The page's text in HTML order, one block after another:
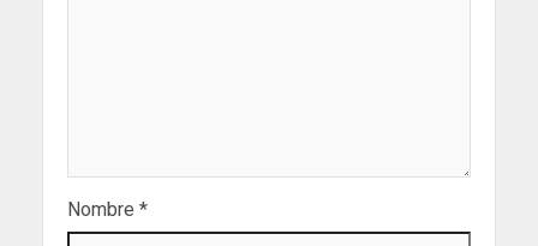
Nombre *